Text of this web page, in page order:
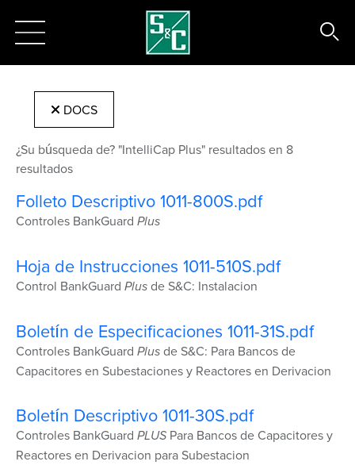
DOCS
¿Su búsqueda de? "IntelliCap Plus" resultados en 8
resultados
Folleto Descriptivo 1011-800S.pdf
Controles BankGuard Plus
Hoja de Instrucciones 1011-510S.pdf
Control BankGuard Plusde S&C: Instalacion
Boletín de Especificaciones 1011-31S.pdf
Controles BankGuard Plusde S&C: Para Bancos de
Capacitores en Subestaciones y Reactores en Derivacion
Boletín Descriptivo 1011-30S.pdf
Controles BankGuard PLUS Para Bancos de Capacitores y
Reactores en Derivacion para Subestacion